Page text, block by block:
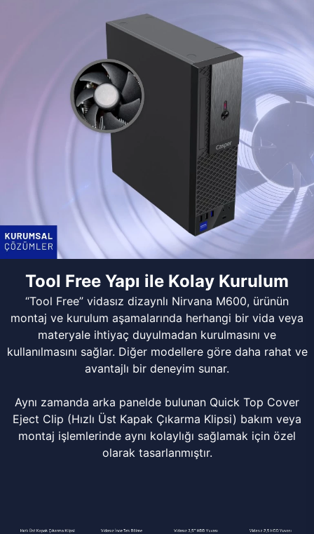
Tool Free Yapı ile Kolay Kurulum
“Tool Free” vidasız dizaynlı Nirvana M600, ürünün
montaj ve kurulum aşamalarında herhangi bir vida veya
materyale ihtiyaç duyulmadan kurulmasını ve
kullanılmasını sağlar. Diğer modellere göre daha rahat ve
avantajlı bir deneyim sunar.
Aynı zamanda arka panelde bulunan Quick Top Cover
Eject Clip (Hızlı Üst Kapak Çıkarma Klipsi) bakım veya
montaj işlemlerinde aynı kolaylığı sağlamak için özel
olarak tasarlanmıştır.